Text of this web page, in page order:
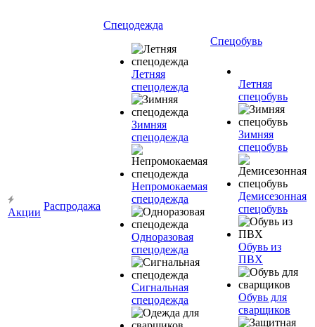
Акции
Распродажа
Спецодежда
Летняя
спецодежда
Зимняя
спецодежда
Непромокаемая
спецодежда
Одноразовая
спецодежда
Сигнальная
спецодежда
Спецобувь
Летняя
спецобувь
Зимняя
спецобувь
Демисезонная
спецобувь
Обувь из
ПВХ
Обувь для
сварщиков